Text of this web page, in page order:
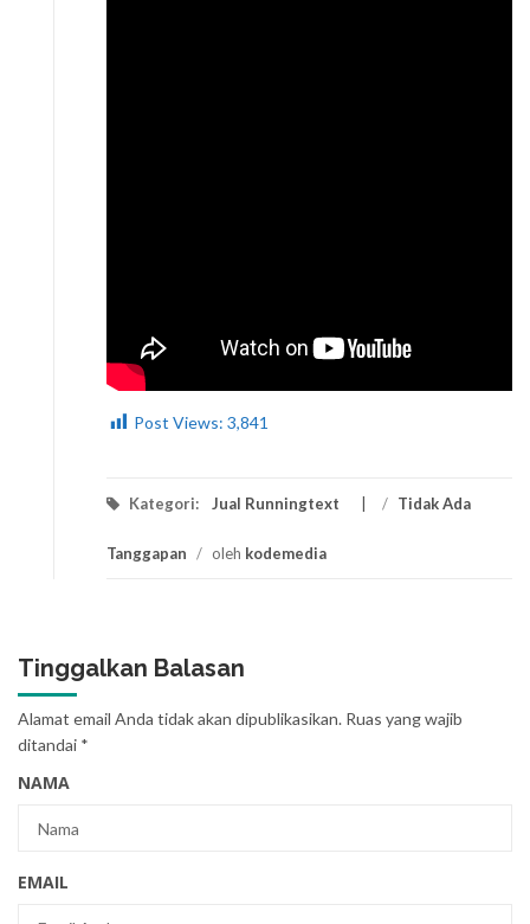
Post Views: 3,841
Kategori: Jual Runningtext / Tidak Ada
Tanggapan / oleh kodemedia
Tinggalkan Balasan
Alamat email Anda tidak akan dipublikasikan. Ruas yang wajib
ditandai *
NAMA
EMAIL